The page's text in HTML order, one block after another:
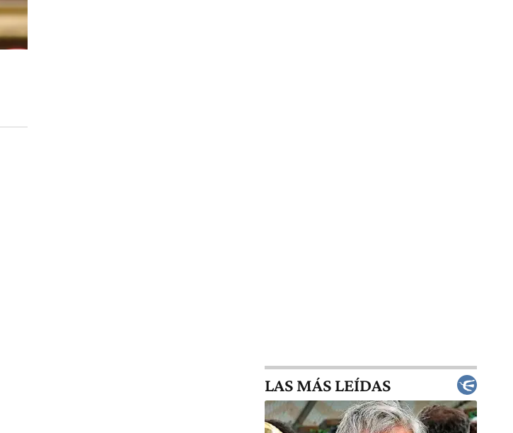
LAS MÁS LEÍDAS